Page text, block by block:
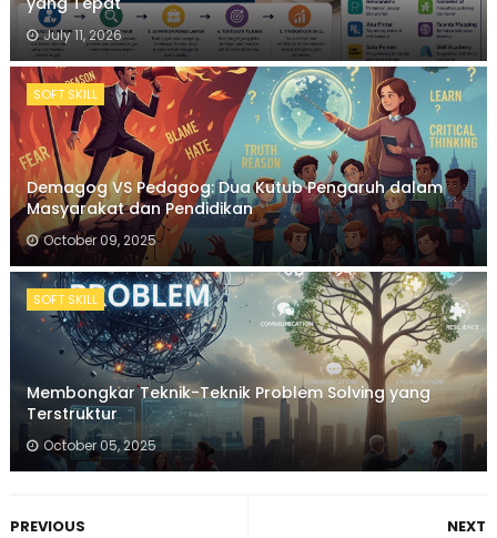
July 11, 2026
SOFT SKILL
Demagog VS Pedagog: Dua Kutub Pengaruh dalam
Masyarakat dan Pendidikan
October 09, 2025
SOFT SKILL
Membongkar Teknik-Teknik Problem Solving yang
Terstruktur
October 05, 2025
NEXT
PREVIOUS